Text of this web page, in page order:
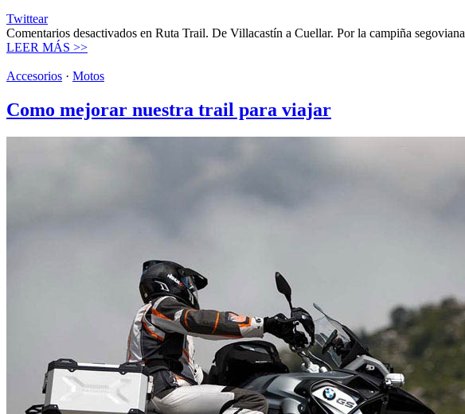
Twittear
Comentarios desactivados en Ruta Trail. De Villacastín a Cuellar. Por la campiña segoviana
LEER MÁS >>
Accesorios · Motos
Como mejorar nuestra trail para viajar